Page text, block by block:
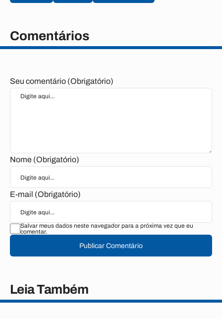
Comentários
Seu comentário (Obrigatório)
Nome (Obrigatório)
E-mail (Obrigatório)
Salvar meus dados neste navegador para a próxima vez que eu
comentar.
Publicar Comentário
Leia Também